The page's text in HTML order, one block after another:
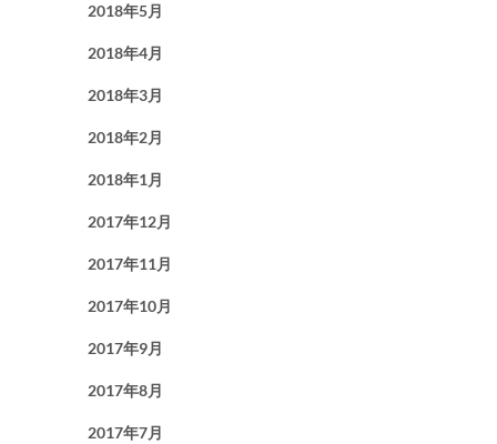
2018年5月
2018年4月
2018年3月
2018年2月
2018年1月
2017年12月
2017年11月
2017年10月
2017年9月
2017年8月
2017年7月